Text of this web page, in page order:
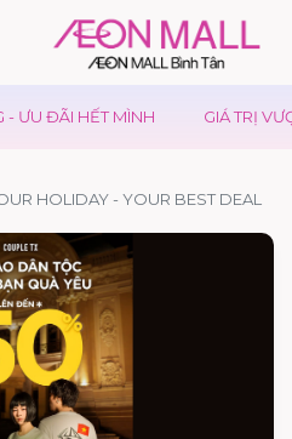
ĐÃI HẾT MÌNH GIÁ TRỊ
HOLIDAY - YOUR BEST DEAL